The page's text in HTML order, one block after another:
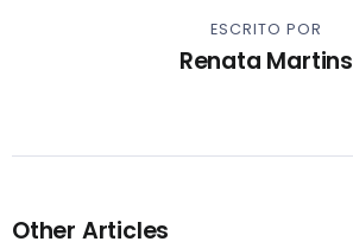
ESCRITO POR
Renata Martins
Other Articles